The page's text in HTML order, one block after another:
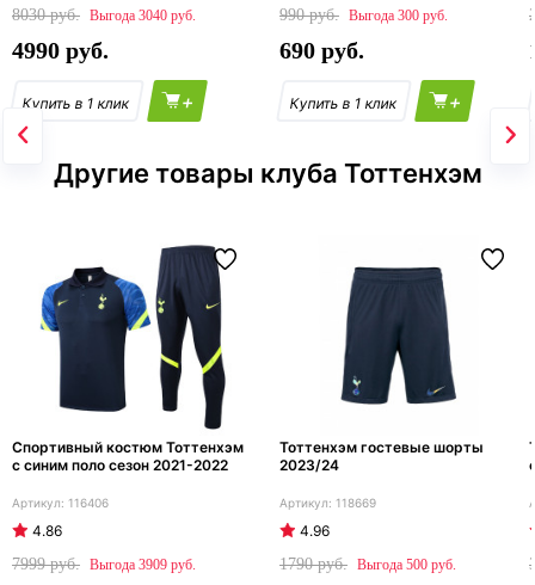
8030
3040
4990
+
990
300
690
+
Другие товары клуба Тоттенхэм
Спортивный костюм Тоттенхэм
с синим поло сезон 2021-2022
116406
4.86
7999
3909
Тоттенхэм гостевые шорты
2023/24
118669
4.96
1790
500